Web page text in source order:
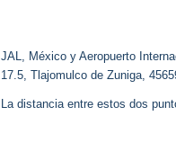
JAL, México y Aeropuerto
17.5, Tlajomulco de Zuniga,
La distancia entre estos dos